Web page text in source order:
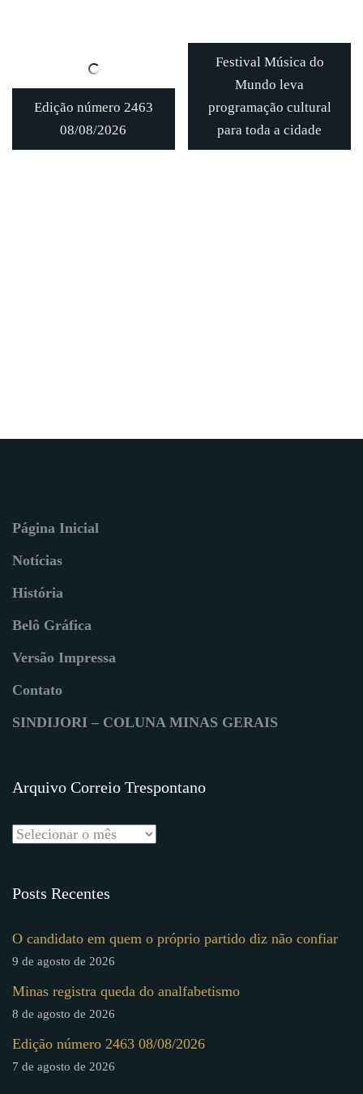
Edição número 2463
08/08/2026
Festival Música do
Mundo leva
programação cultural
para toda a cidade
Página Inicial
Notícias
História
Belô Gráfica
Versão Impressa
Contato
SINDIJORI – COLUNA MINAS GERAIS
Arquivo Correio Trespontano
Posts Recentes
O candidato em quem o próprio partido diz não confiar
9 de agosto de 2026
Minas registra queda do analfabetismo
8 de agosto de 2026
Edição número 2463 08/08/2026
7 de agosto de 2026